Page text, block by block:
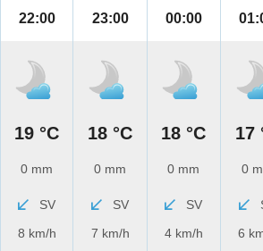
22:00
19 °C
0 mm
SV
8 km/h
23:00
18 °C
0 mm
SV
7 km/h
00:00
18 °C
0 mm
SV
4 km/h
17
0
6